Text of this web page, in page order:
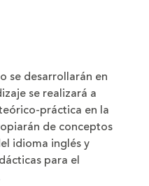
se desarrollarán en
se realizará a
práctica en la
de conceptos
idioma inglés y
para el